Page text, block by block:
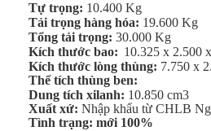
Tự trọng: 10.400 Kg
Tải trọng hàng hóa: 19.600 Kg
Tổng tải trọng: 30.000 Kg
Kích thước bao: 10.325 x 2.500
Kích thước lòng thùng: 7.750 x
Thể tích thùng ben:
Dung tích xilanh: 10.850 cm3
Xuất xứ: Nhập khẩu từ CHLB
Tình trạng: mới 100%